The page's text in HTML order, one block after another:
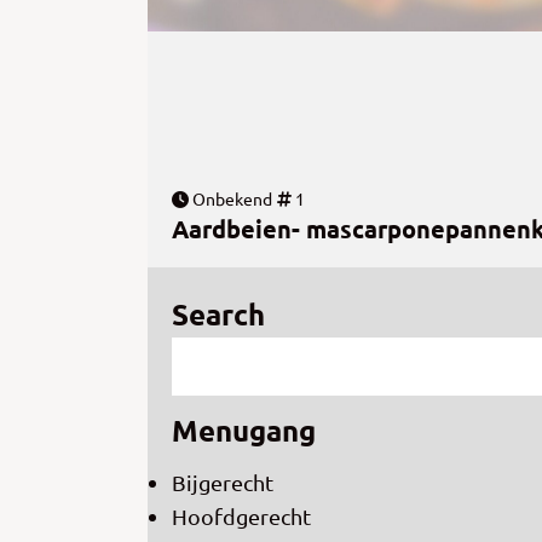
Onbekend 1
Aardbeien-
Search
Menugang
Bijgerecht
Hoofdgerecht